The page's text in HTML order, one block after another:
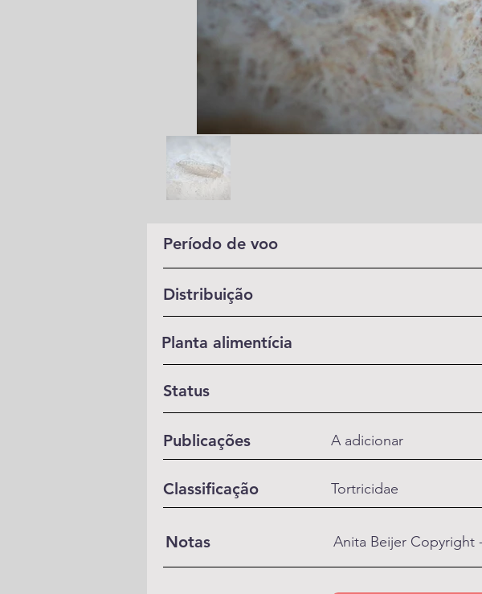
Período de voo
Distribuição
Planta alimentícia
Status
Publicações A adicionar
Classificação Tortricidae
Notas Anita Beijer Copyright